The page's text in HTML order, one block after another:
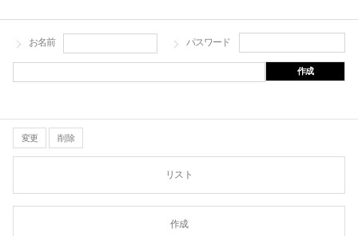
お名前 パスワード
作成
変更 削除
リスト
作成